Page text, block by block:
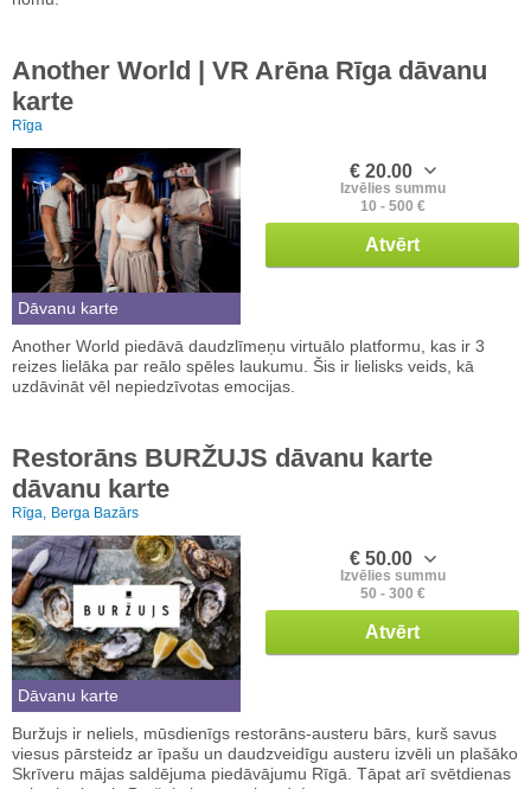
Another World | VR Arēna Rīga dāvanu
karte
Rīga
Dāvanu karte
€ 20.00
Izvēlies summu
10 - 500 €
Atvērt
Another World piedāvā daudzlīmeņu virtuālo platformu, kas ir 3
reizes lielāka par reālo spēles laukumu. Šis ir lielisks veids, kā
uzdāvināt vēl nepiedzīvotas emocijas.
Restorāns BURŽUJS dāvanu karte
dāvanu karte
Rīga, Berga Bazārs
Dāvanu karte
€ 50.00
Izvēlies summu
50 - 300 €
Atvērt
Buržujs ir neliels, mūsdienīgs restorāns-austeru bārs, kurš savus
viesus pārsteidz ar īpašu un daudzveidīgu austeru izvēli un plašāko
Skrīveru mājas saldējuma piedāvājumu Rīgā. Tāpat arī svētdienas